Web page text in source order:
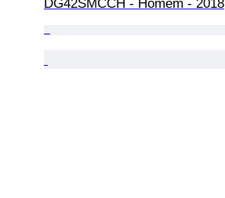
DG42SMCCH - Homem - 2018